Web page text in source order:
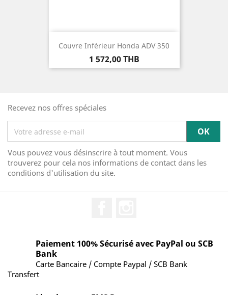
Couvre Inférieur Honda ADV 350
Prix
1 572,00 THB
Recevez nos offres spéciales
Vous pouvez vous désinscrire à tout moment. Vous
trouverez pour cela nos informations de contact dans les
conditions d'utilisation du site.
Paiement 100% Sécurisé avec PayPal ou SCB
Bank
Carte Bancaire / Compte Paypal / SCB Bank
Transfert